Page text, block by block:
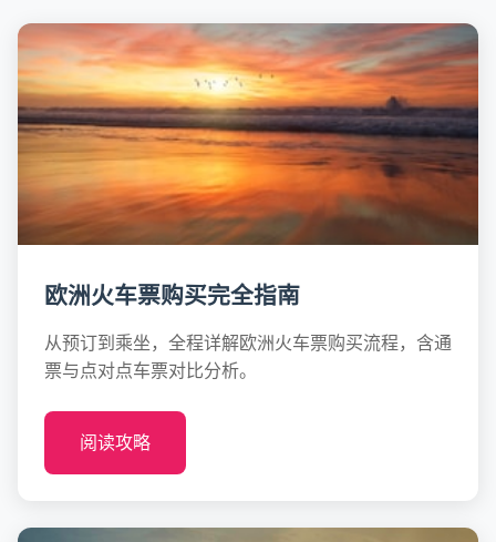
欧洲火车票购买完全指南
从预订到乘坐，全程详解欧洲火车票购买流程，含通
票与点对点车票对比分析。
阅读攻略